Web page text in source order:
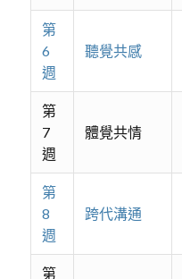
第
6
週
聽覺共感
第
7
週
體覺共情
第
8
週
跨代溝通
第